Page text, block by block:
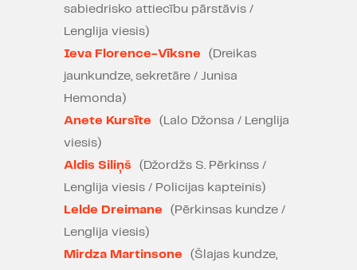
autors – Ronalds Seleckis.
Nominācijas "Spēlmaņu nakts
2017/2018" balvai:
Jaunais skatuves mākslinieks
- Mārtiņš Upenieks
Izrādē smēķē
sabiedrisko attiecību pārstāvis /
Lenglija viesis)
Ieva Florence-Vīksne
(Dreikas
jaunkundze, sekretāre / Junisa
Hemonda)
Anete Kursīte
(Lalo Džonsa / Lenglija
viesis)
Aldis Siliņš
(Džordžs S. Pērkinss /
Lenglija viesis / Policijas kapteinis)
Lelde Dreimane
(Pērkinsas kundze /
Lenglija viesis)
Mirdza Martinsone
(Šlajas kundze,